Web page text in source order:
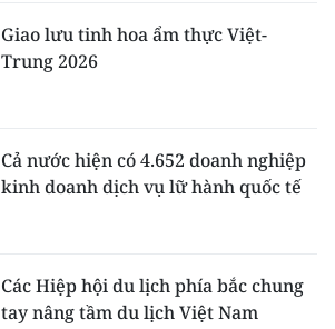
Giao lưu tinh hoa ẩm thực Việt-
Trung 2026
Cả nước hiện có 4.652 doanh nghiệp
kinh doanh dịch vụ lữ hành quốc tế
Các Hiệp hội du lịch phía bắc chung
tay nâng tầm du lịch Việt Nam